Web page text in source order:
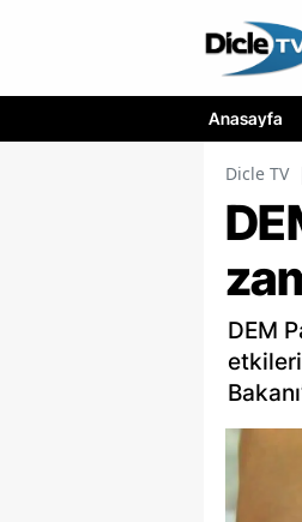
Anasayfa
Dicle TV
DEM